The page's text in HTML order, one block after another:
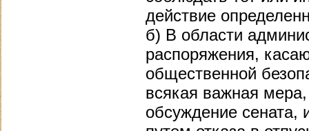
действие
б) В области
распоряжения,
общественной
всякая важная
обсуждение сената,